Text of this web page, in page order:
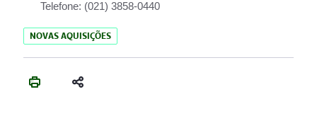
Telefone: (021) 3858-0440
NOVAS AQUISIÇÕES